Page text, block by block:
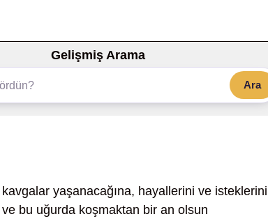
Gelişmiş Arama
Ara
yaşanacağına, hayallerini ve isteklerini
bu uğurda koşmaktan bir an olsun